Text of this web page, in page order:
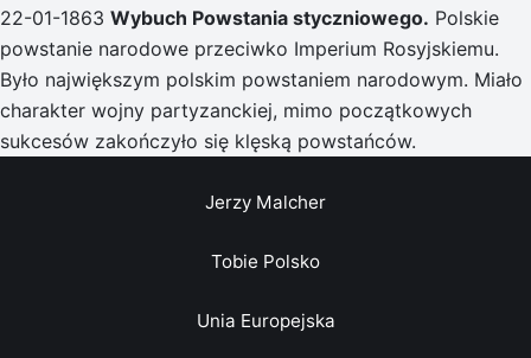
22-01-1863 Wybuch Powstania styczniowego. Polskie
powstanie narodowe przeciwko Imperium Rosyjskiemu.
Było największym polskim powstaniem narodowym. Miało
charakter wojny partyzanckiej, mimo początkowych
sukcesów zakończyło się klęską powstańców.
Jerzy Malcher
Tobie Polsko
Unia Europejska